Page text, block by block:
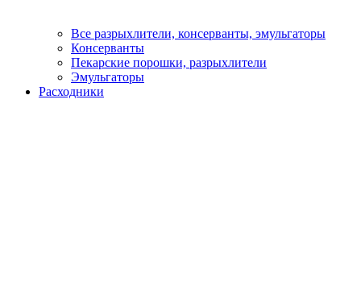
Все разрыхлители, консерванты, эмульгаторы
Консерванты
Пекарские порошки, разрыхлители
Эмульгаторы
Расходники